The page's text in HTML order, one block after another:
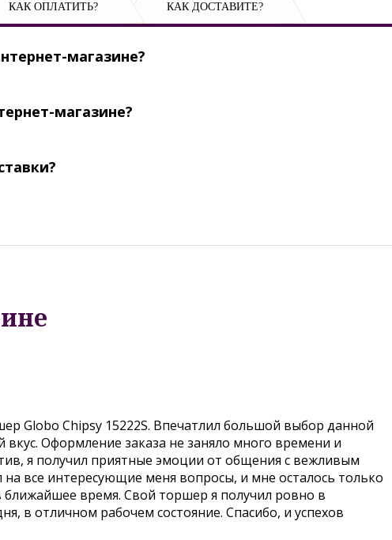
КАК ОПЛАТИТЬ? КАК ДОСТАВИТЕ?
магазине?
магазине?
Globo Chipsy 15222S. Впечатлил большой выбор данной
Оформление заказа не заняло много времени и
я получил приятные эмоции от общения с вежливым
все интересующие меня вопросы, и мне осталось только
ближайшее время. Свой торшер я получил ровно в
в отличном рабочем состояние. Спасибо, и успехов